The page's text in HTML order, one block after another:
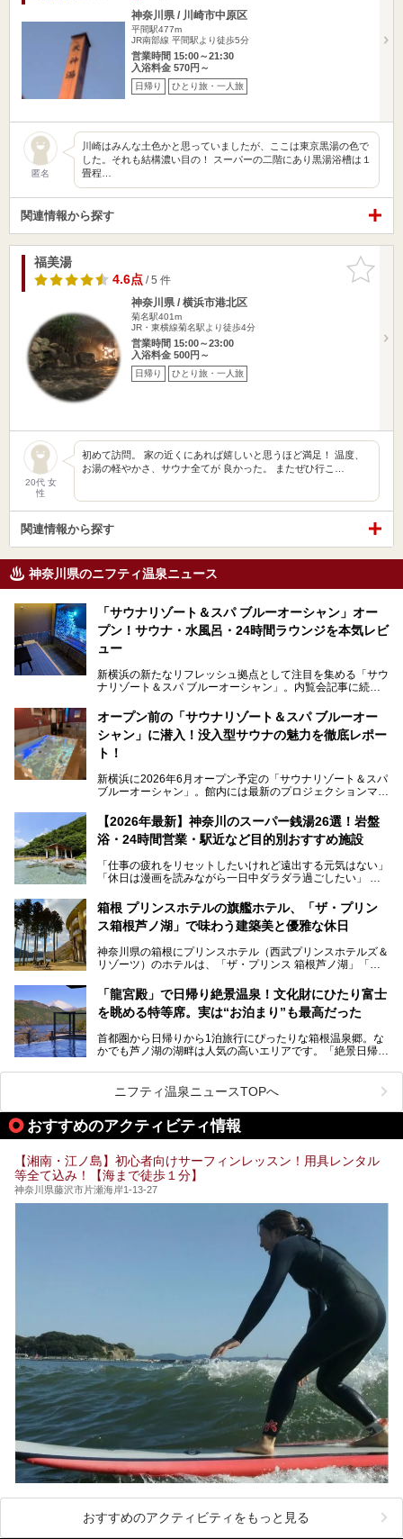
神奈川県 / 川崎市中原区
平間駅477m
JR南部線 平間駅より徒歩5分
営業時間 15:00～21:30
入浴料金 570円～
日帰り ひとり旅・一人旅
匿名
川崎はみんな土色かと思っていましたが、ここは東京黒湯の色で
した。それも結構濃い目の！ スーパーの二階にあり黒湯浴槽は１
畳程…
関連情報から探す
お気に入
りに追加
福美湯
4.6点/ 5 件
神奈川県 / 横浜市港北区
菊名駅401m
JR・東横線菊名駅より徒歩4分
営業時間 15:00～23:00
入浴料金 500円～
日帰り ひとり旅・一人旅
20代 女
性
初めて訪問。 家の近くにあれば嬉しいと思うほど満足！ 温度、
お湯の軽やかさ、サウナ全てが 良かった。 またぜひ行こ…
関連情報から探す
神奈川県のニフティ温泉ニュース
「サウナリゾート＆スパ ブルーオーシャン」オー
プン！サウナ・水風呂・24時間ラウンジを本気レビ
ュー
新横浜の新たなリフレッシュ拠点として注目を集める「サウ
ナリゾート＆スパ ブルーオーシャン」。内覧会記事に続
す。サウナや水風呂の気持ちよさはもちろん、リラックスス
ペースの過ごしやすさまで徹底チェック。新横浜エリアで日
常の疲れをリセットしたい人、ライブやスポーツ観戦遠征組
は必見です。
オープン前の「サウナリゾート＆スパ ブルーオー
シャン」に潜入！没入型サウナの魅力を徹底レポー
ト！
新横浜に2026年6月オープン予定の「サウナリゾート＆スパ
ブルーオーシャン」。館内には最新のプロジェクションマッ
的な“没入感（イマーシブ）”を体験できます。
今回は、そんな大注目の施設に一足先にお邪魔し、その全貌
を見学させていただきました！
サウナ室の中に咲き誇る桜、魚たちが泳ぐ水風呂、そしてバ
リのビーチを思わせる休憩スペース…。驚きの連続だった館
内の様子をレポートします！
【2026年最新】神奈川のスーパー銭湯26選！岩盤
浴・24時間営業・駅近など目的別おすすめ施設
「仕事の疲れをリセットしたいけれど遠出する元気はない」
「休日は漫画を読みながら一日中ダラダラ過ごしたい」
たい」
そんな「癒やされたい」という願いを叶えてくれるのが、神
神奈川県には、サウナや岩盤浴、一日中遊べるエンタメ施設
など、“非日常”を味わえるスーパー銭湯が数多く揃っていま
う」という人も多いはず。
そこで今回は、神奈川県内の人気施設26選を「安さ」「岩
業」「駅近」など、目的別に厳選して紹介します。
今の気分にぴったりの施設を見つけて、最高のリフレッシュ
箱根 プリンスホテルの旗艦ホテル、「ザ・プリン
ス箱根芦ノ湖」で味わう建築美と優雅な休日
神奈川県の箱根にプリンスホテル（西武プリンスホテルズ＆
リゾーツ）のホテルは、「ザ・プリンス 箱根芦ノ湖」「芦
「箱根仙石原プリンスホテル」と4軒あり、今回ご紹介する
「ザ・プリンス 箱根芦ノ湖」は、その中でもフラッグシッ
プ（旗艦）に位置づけられる特別なホテルです。
昭和の日本を代表する建築家の一人、村野藤吾が芦ノ湖の畔
に建てた桃源郷のようなホテルがここ。自家源泉の温泉や、
提供元：株式会社西武・プリンスホテルズワールドワイド
【PR】
この記事はザ・プリンス 箱根芦ノ湖のPR記事です。
「龍宮殿」で日帰り絶景温泉！文化財にひたり富士
を眺める特等席。実は“お泊まり”も最高だった
首都圏から日帰りから1泊旅行にぴったりな箱根温泉郷。な
かでも芦ノ湖の湖畔は人気の高いエリアです。「絶景日帰り
が楽しめるまさに眺望自慢の日帰り温泉。
そしてここは全24室の「箱根 芦ノ湖畔蛸川温泉 龍宮殿」と
して宿泊もできます。宿泊者は「龍宮殿本館」の営業時間に
加えて、朝6時からの宿泊者専用時間帯にも「龍宮殿本館」
のお風呂が利用できます。
今回は日帰り温泉としての「絶景日帰り温泉 龍宮殿本館
（以下、龍宮殿本館）」と、旅館としての「箱根 芦ノ湖畔
蛸川温泉 龍宮殿（以下、龍宮殿）」の両方の魅力をたっぷ
りお伝えします！
ここは箱根神社、九頭龍神社、白龍神社、箱根元宮と箱根の
4つの神社に囲まれたパワースポットです。
提供元：株式会社西武・プリンスホテルズワールドワイド
この記事は箱根 芦ノ湖畔蛸川温泉 龍宮殿のPR記事です。
ニフティ温泉ニュースTOPへ
おすすめのアクティビティ情報
【湘南・江ノ島】初心者向けサーフィンレッスン！用具レンタル
等全て込み！【海まで徒歩１分】
神奈川県藤沢市片瀬海岸1-13-27
おすすめのアクティビティをもっと見る